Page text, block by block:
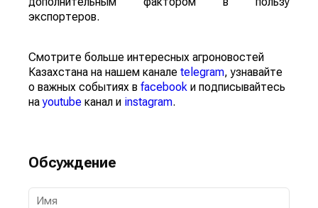
экспортеров.
Смотрите больше интересных агроновостей
Казахстана на нашем канале telegram, узнавайте
о важных событиях в facebook и подписывайтесь
наyoutube канал и instagram.
Обсуждение